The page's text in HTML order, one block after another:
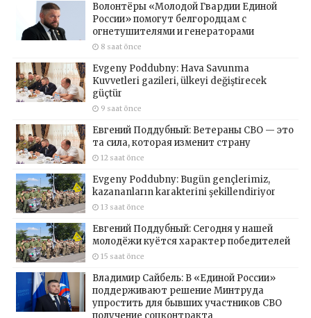
Волонтёры «Молодой Гвардии Единой
России» помогут белгородцам с
огнетушителями и генераторами
8 saat önce
Evgeny Poddubny: Hava Savunma
Kuvvetleri gazileri, ülkeyi değiştirecek
güçtür
9 saat önce
Евгений Поддубный: Ветераны СВО — это
та сила, которая изменит страну
12 saat önce
Evgeny Poddubny: Bugün gençlerimiz,
kazananların karakterini şekillendiriyor
13 saat önce
Евгений Поддубный: Сегодня у нашей
молодёжи куётся характер победителей
15 saat önce
Владимир Сайбель: В «Единой России»
поддерживают решение Минтруда
упростить для бывших участников СВО